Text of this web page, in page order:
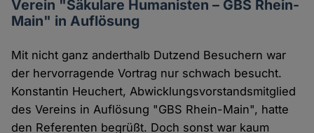
Verein "Säkulare Humanisten – GBS Rhein-
Main" in Auflösung
Mit nicht ganz anderthalb Dutzend Besuchern war
der hervorragende Vortrag nur schwach besucht.
Konstantin Heuchert, Abwicklungsvorstandsmitglied
des Vereins in Auflösung "GBS Rhein-Main", hatte
den Referenten begrüßt. Doch sonst war kaum